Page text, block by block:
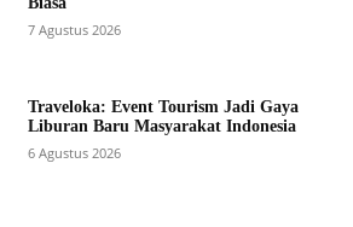
7 Agustus 2026
Traveloka: Event Tourism Jadi Gaya
Liburan Baru Masyarakat Indonesia
6 Agustus 2026